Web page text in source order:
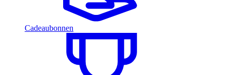
Cadeaubonnen